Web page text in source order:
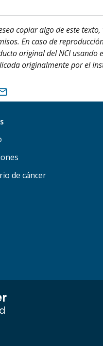
copiar algo de este texto,
En caso de
original del NCI usando
originalmente por el
de cáncer